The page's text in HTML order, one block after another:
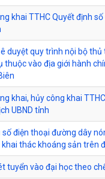
khai TTHC Quyết định
duyệt quy trình nội bộ
thuộc vào địa giới hành
khai, hủy công khai
UBND tỉnh
số điện thoại đường dây
thác khoáng sản trên
tuyển vào đại học theo